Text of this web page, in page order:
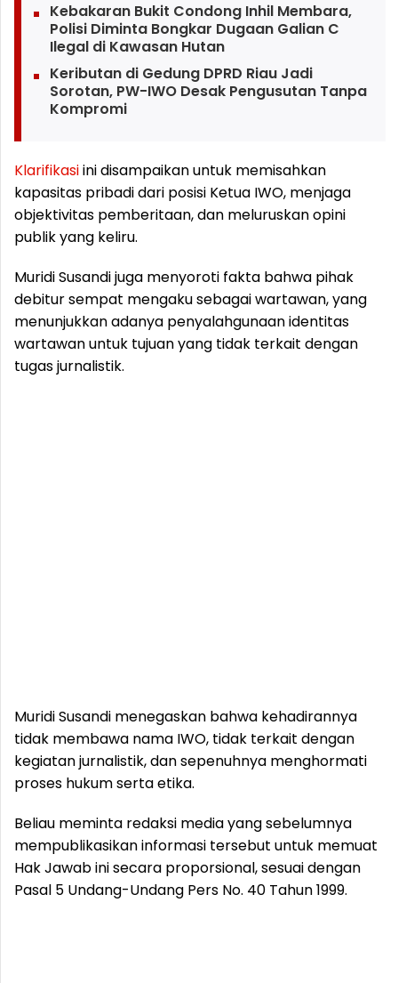
Kebakaran Bukit Condong Inhil Membara,
Polisi Diminta Bongkar Dugaan Galian C
Ilegal di Kawasan Hutan
Keributan di Gedung DPRD Riau Jadi
Sorotan, PW-IWO Desak Pengusutan Tanpa
Kompromi
Klarifikasiini disampaikan untuk memisahkan
kapasitas pribadi dari posisi Ketua IWO, menjaga
objektivitas pemberitaan, dan meluruskan opini
publik yang keliru.
Muridi Susandi juga menyoroti fakta bahwa pihak
debitur sempat mengaku sebagai wartawan, yang
menunjukkan adanya penyalahgunaan identitas
wartawan untuk tujuan yang tidak terkait dengan
tugas jurnalistik.
Muridi Susandi menegaskan bahwa kehadirannya
tidak membawa nama IWO, tidak terkait dengan
kegiatan jurnalistik, dan sepenuhnya menghormati
proses hukum serta etika.
Beliau meminta redaksi media yang sebelumnya
mempublikasikan informasi tersebut untuk memuat
Hak Jawab ini secara proporsional, sesuai dengan
Pasal 5 Undang-Undang Pers No. 40 Tahun 1999.